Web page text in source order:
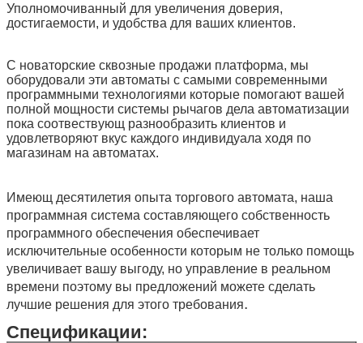
Уполномочиванный для увеличения доверия,
достигаемости, и удобства для ваших клиентов.
С новаторские сквозные продажи платформа, мы
оборудовали эти автоматы с самыми современными
программными технологиями которые помогают вашей
полной мощности системы рычагов дела автоматизации
пока соотвествующ разнообразить клиентов и
удовлетворяют вкус каждого индивидуала ходя по
магазинам на автоматах.
Имеющ десятилетия опыта торгового автомата, наша
программная система составляющего собственность
программного обеспечения обеспечивает
исключительные особенности которым не только помощь
увеличивает вашу выгоду, но управление в реальном
времени поэтому вы предложений можете сделать
лучшие решения для этого требования.
Спецификации: